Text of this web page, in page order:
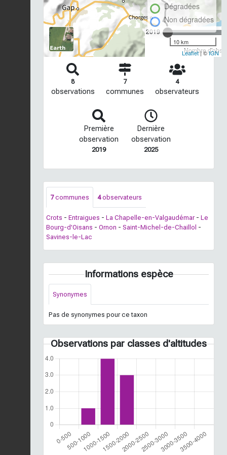
2019
Nombre
Dégradées
Non dégradées
10 km
Leaflet| ©IGN
8
observations
7
communes
4
observateurs
Première
observation
2019
Dernière
observation
2025
7communes 4observateurs
Crots - Entraigues - La Chapelle-en-Valgaudémar - Le
Bourg-d'Oisans - Ornon - Saint-Michel-de-Chaillol -
Savines-le-Lac
Informations espèce
Synonymes
Pas de synonymes pour ce taxon
Observations par classes d'altitudes